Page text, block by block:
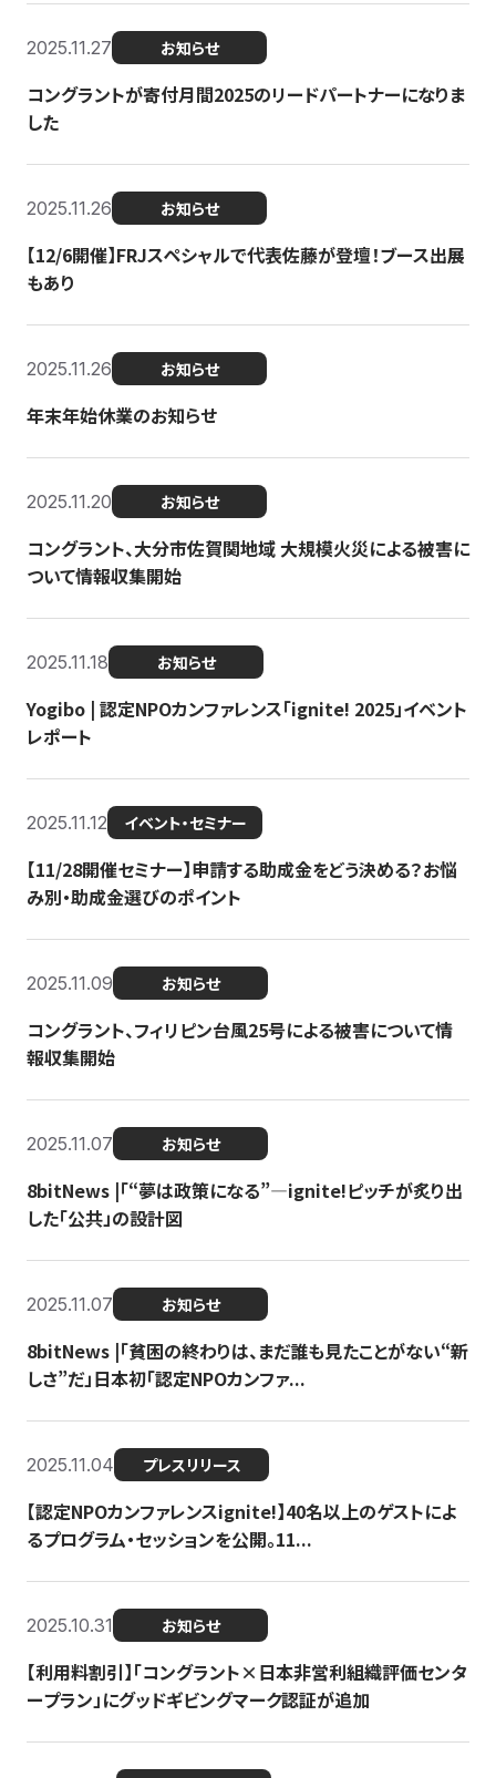
2025.11.27 お知らせ
コングラントが寄付月間2025のリードパートナーになりま
した
2025.11.26 お知らせ
【12/6開催】FRJスペシャルで代表佐藤が登壇！ブース出展
もあり
2025.11.26 お知らせ
年末年始休業のお知らせ
2025.11.20 お知らせ
コングラント、大分市佐賀関地域 大規模火災による被害に
ついて情報収集開始
2025.11.18 お知らせ
Yogibo | 認定NPOカンファレンス「ignite! 2025」イベント
レポート
2025.11.12 イベント・セミナー
【11/28開催セミナー】申請する助成金をどう決める？お悩
み別・助成金選びのポイント
2025.11.09 お知らせ
コングラント、フィリピン台風25号による被害について情
報収集開始
2025.11.07 お知らせ
8bitNews |「“夢は政策になる”—ignite!ピッチが炙り出
した「公共」の設計図
2025.11.07 お知らせ
8bitNews |「貧困の終わりは、まだ誰も見たことがない“新
しさ”だ」日本初「認定NPOカンファ...
2025.11.04 プレスリリース
【認定NPOカンファレンスignite!】40名以上のゲストによ
るプログラム・セッションを公開。11...
2025.10.31 お知らせ
【利用料割引】「コングラント×日本非営利組織評価センタ
ープラン」にグッドギビングマーク認証が追加